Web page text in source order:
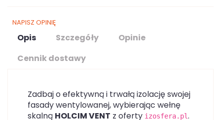
NAPISZ OPINIĘ
Opis Szczegóły
Opinie
Cennik dostawy
Zadbaj o efektywną i trwałą izolację swojej
fasady wentylowanej, wybierając wełnę
skalną HOLCIM VENT z oferty izosfera.pl.